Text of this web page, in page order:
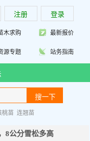
注册 登录
木求购 最新报价
源专题 站务指南
桃苗 连翘苗
8公分雪松多高